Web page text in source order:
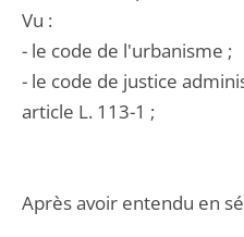
Vu :
- le code de l'urbanisme ;
- le code de justice
article L. 113-1 ;
Après avoir entendu en